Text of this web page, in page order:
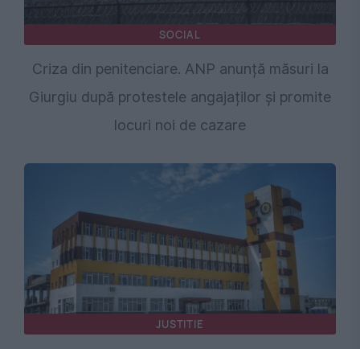
SOCIAL
Criza din penitenciare. ANP anunță măsuri la
Giurgiu după protestele angajaților și promite
locuri noi de cazare
JUSTITIE